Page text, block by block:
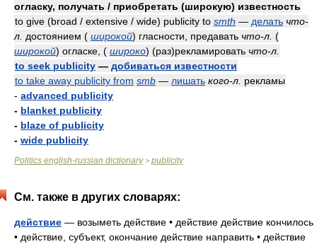
огласку, получать / приобретать (широкую) известность
to give (broad / extensive / wide) publicity to smth — делать что-
л. достоянием ( широкой) гласности, предавать что-л. (
широкой) огласке, ( широко) (раз)рекламировать что-л.
to seek publicity — добиваться известности
to take away publicity from smb — лишать кого-л. рекламы
- advanced publicity
- blanket publicity
- blaze of publicity
- wide publicity
Politics english-russian dictionary> publicity
См. также в других словарях:
действие — возыметь действие • действие действие кончилось
• действие, субъект, окончание действие направить • действие